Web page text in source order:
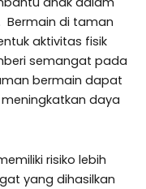
Bermain di taman
aktivitas fisik
semangat pada
bermain dapat
daya
risiko lebih
yang dihasilkan